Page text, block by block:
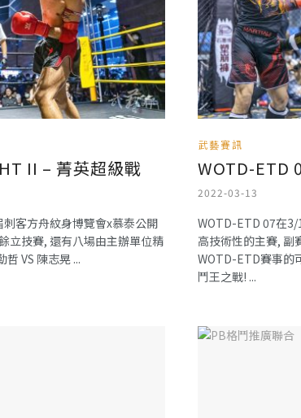
II – 菁英超級戰
客方舟紋身博覽會x慕泰公開
立技賽, 還有八場由主辦單位精
VS 陳志晃 ...
武藝賽訊
WOTD-ETD
2022-03-13
WOTD-ETD 07在
高技術性的主賽, 副
WOTD-ETD賽事的
鬥王之戰! ...